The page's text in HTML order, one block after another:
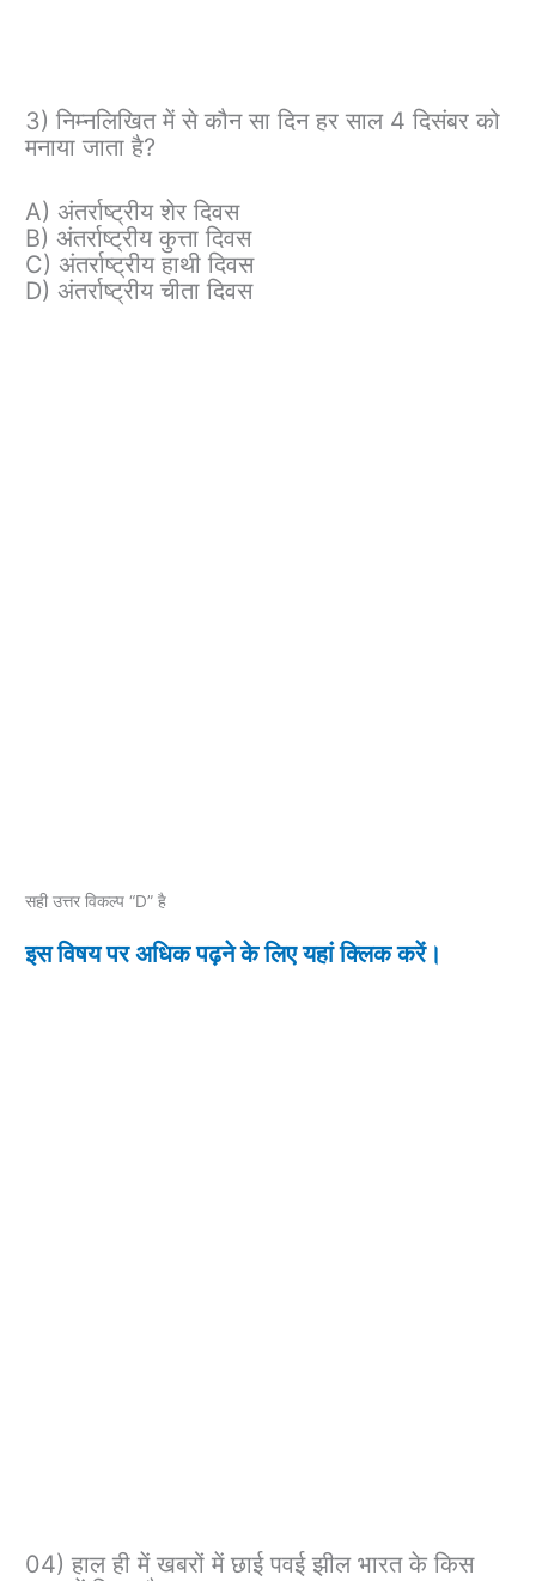
3) निम्नलिखित में से कौन सा दिन हर साल 4 दिसंबर को
मनाया जाता है?
A) अंतर्राष्ट्रीय शेर दिवस
B) अंतर्राष्ट्रीय कुत्ता दिवस
C) अंतर्राष्ट्रीय हाथी दिवस
D) अंतर्राष्ट्रीय चीता दिवस
सही उत्तर विकल्प “D” है
इस विषय पर अधिक पढ़ने के लिए यहां क्लिक करें।
04) हाल ही में खबरों में छाई पवई झील भारत के किस